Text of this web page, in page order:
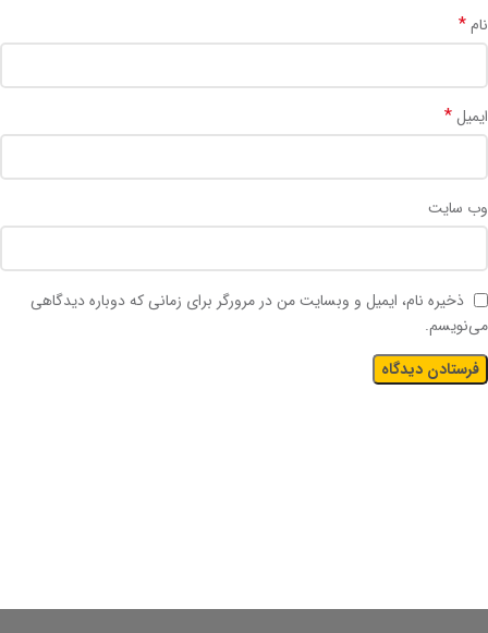
نام*
ایمیل*
وب‌ سایت
ذخیره نام، ایمیل و وبسایت من در مرورگر برای زمانی که دوباره دیدگاهی
می‌نویسم.